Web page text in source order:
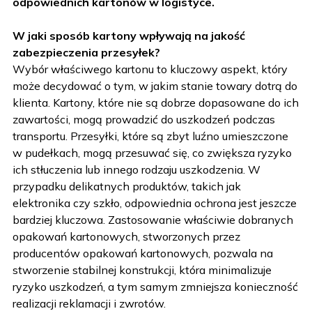
wysyłek?
W jaki sposób kartony wpływają na jakość
zabezpieczenia przesyłek?
Wybór właściwego kartonu to kluczowy aspekt, który
może decydować o tym, w jakim stanie towary dotrą do
klienta. Kartony, które nie są dobrze dopasowane do ich
zawartości, mogą prowadzić do uszkodzeń podczas
transportu. Przesyłki, które są zbyt luźno umieszczone
w pudełkach, mogą przesuwać się, co zwiększa ryzyko
ich stłuczenia lub innego rodzaju uszkodzenia. W
przypadku delikatnych produktów, takich jak
elektronika czy szkło, odpowiednia ochrona jest jeszcze
bardziej kluczowa. Zastosowanie właściwie dobranych
opakowań kartonowych, stworzonych przez
producentów opakowań kartonowych, pozwala na
stworzenie stabilnej konstrukcji, która minimalizuje
ryzyko uszkodzeń, a tym samym zmniejsza konieczność
realizacji reklamacji i zwrotów.